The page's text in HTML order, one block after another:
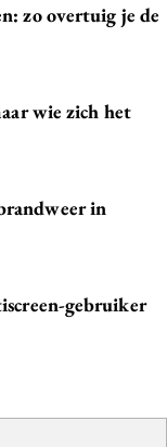
zo overtuig je de
wie zich het
in
gebruiker